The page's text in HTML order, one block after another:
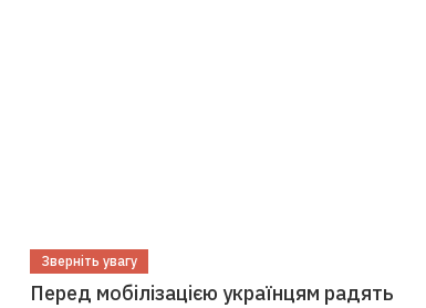
Зверніть увагу
Перед мобілізацією українцям радять